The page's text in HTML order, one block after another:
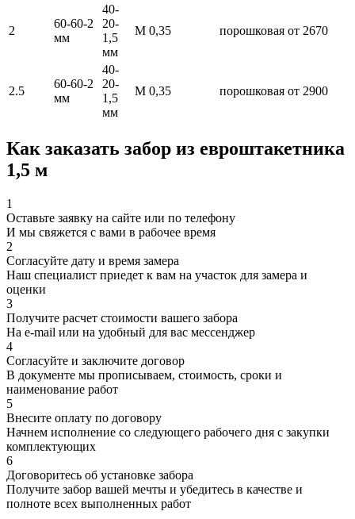
2
60-60-2
мм
40-
20-
1,5
мм
М 0,35 порошковая от 2670
2.5
60-60-2
мм
40-
20-
1,5
мм
М 0,35 порошковая от 2900
Как заказать забор из евроштакетника
1,5 м
1
Оставьте заявку на сайте или по телефону
И мы свяжется с вами в рабочее время
2
Согласуйте дату и время замера
Наш специалист приедет к вам на участок для замера и
оценки
3
Получите расчет стоимости вашего забора
На e-mail или на удобный для вас мессенджер
4
Согласуйте и заключите договор
В документе мы прописываем, стоимость, сроки и
наименование работ
5
Внесите оплату по договору
Начнем исполнение со следующего рабочего дня с закупки
комплектующих
6
Договоритесь об установке забора
Получите забор вашей мечты и убедитесь в качестве и
полноте всех выполненных работ